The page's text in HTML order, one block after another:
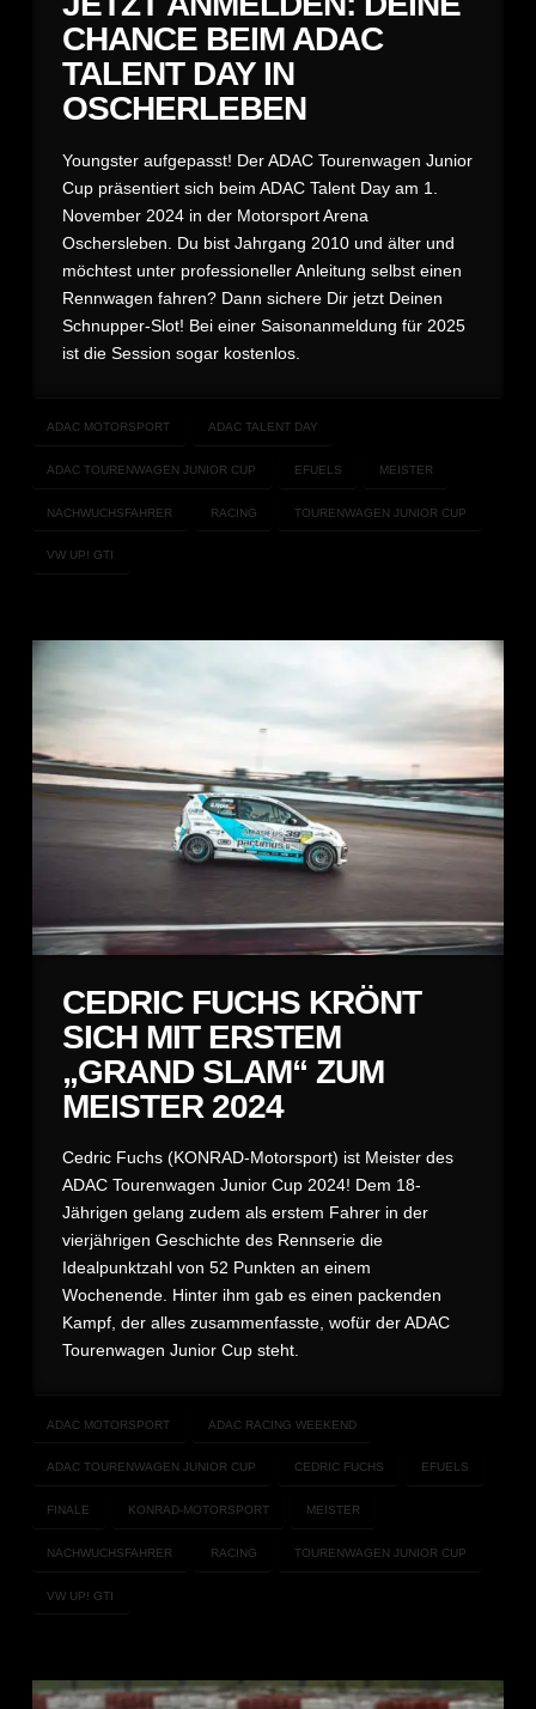
CHANCE BEIM ADAC
TALENT DAY IN
OSCHERLEBEN
Youngster aufgepasst! Der ADAC Tourenwagen Junior
Cup präsentiert sich beim ADAC Talent Day am 1.
November 2024 in der Motorsport Arena
Oschersleben. Du bist Jahrgang 2010 und älter und
möchtest unter professioneller Anleitung selbst einen
Rennwagen fahren? Dann sichere Dir jetzt Deinen
Schnupper-Slot! Bei einer Saisonanmeldung für 2025
ist die Session sogar kostenlos.
ADAC MOTORSPORT ADAC TALENT DAY
ADAC TOURENWAGEN JUNIOR CUP EFUELS MEISTER
NACHWUCHSFAHRER RACING TOURENWAGEN JUNIOR CUP
VW UP! GTI
CEDRIC FUCHS KRÖNT
SICH MIT ERSTEM
„GRAND SLAM“ ZUM
MEISTER 2024
Cedric Fuchs (KONRAD-Motorsport) ist Meister des
ADAC Tourenwagen Junior Cup 2024! Dem 18-
Jährigen gelang zudem als erstem Fahrer in der
vierjährigen Geschichte des Rennserie die
Idealpunktzahl von 52 Punkten an einem
Wochenende. Hinter ihm gab es einen packenden
Kampf, der alles zusammenfasste, wofür der ADAC
Tourenwagen Junior Cup steht.
ADAC MOTORSPORT ADAC RACING WEEKEND
ADAC TOURENWAGEN JUNIOR CUP CEDRIC FUCHS EFUELS
FINALE KONRAD-MOTORSPORT MEISTER
NACHWUCHSFAHRER RACING TOURENWAGEN JUNIOR CUP
VW UP! GTI